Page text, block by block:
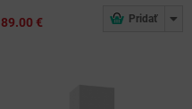
89.00 €